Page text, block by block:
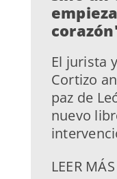
El jurista
Cortizo
paz de
nuevo
LEER MÁS